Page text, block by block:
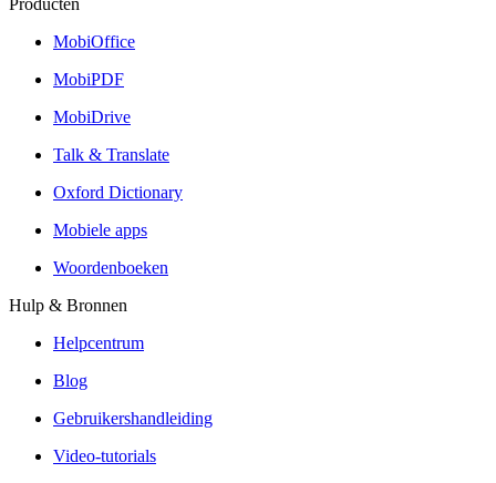
Producten
MobiOffice
MobiPDF
MobiDrive
Talk & Translate
Oxford Dictionary
Mobiele apps
Woordenboeken
Hulp & Bronnen
Helpcentrum
Blog
Gebruikershandleiding
Video-tutorials